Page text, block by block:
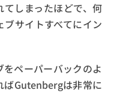
てしまったほどで、何
サイトすべてにイン
ペーパーバックのよ
ばGutenbergは非常に